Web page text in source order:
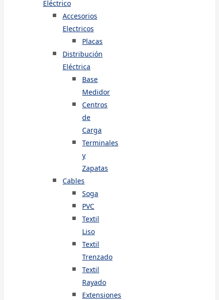
Eléctrico
Accesorios
Electricos
Placas
Distribución
Eléctrica
Base
Medidor
Centros
de
Carga
Terminales
y
Zapatas
Cables
Soga
PVC
Textil
Liso
Textil
Trenzado
Textil
Rayado
Extensiones